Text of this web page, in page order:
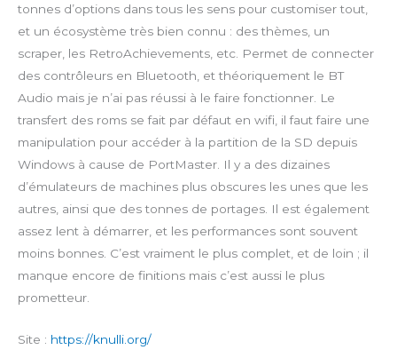
tonnes d’options dans tous les sens pour customiser tout,
et un écosystème très bien connu : des thèmes, un
scraper, les RetroAchievements, etc. Permet de connecter
des contrôleurs en Bluetooth, et théoriquement le BT
Audio mais je n’ai pas réussi à le faire fonctionner. Le
transfert des roms se fait par défaut en wifi, il faut faire une
manipulation pour accéder à la partition de la SD depuis
Windows à cause de PortMaster. Il y a des dizaines
d’émulateurs de machines plus obscures les unes que les
autres, ainsi que des tonnes de portages. Il est également
assez lent à démarrer, et les performances sont souvent
moins bonnes. C’est vraiment le plus complet, et de loin ; il
manque encore de finitions mais c’est aussi le plus
prometteur.
Site : https://knulli.org/